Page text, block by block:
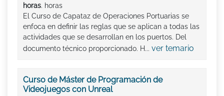
horas. horas
El Curso de Capataz de Operaciones Portuarias se
enfoca en definir las reglas que se aplican a todas las
actividades que se desarrollan en los puertos. Del
documento técnico proporcionado. H... ver temario
Curso de Máster de Programación de
Videojuegos con Unreal